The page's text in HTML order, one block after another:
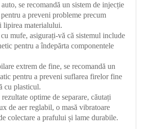
se recomandă un sistem de injecție
a preveni probleme precum
lipirea materialului.
mufe, asigurați-vă că sistemul include
pentru a îndepărta componentele
extrem de fine, se recomandă un
pentru a preveni suflarea firelor fine
cu plasticul.
optime de separare, căutați
de aer reglabil, o masă vibratoare
colectare a prafului și lame durabile.